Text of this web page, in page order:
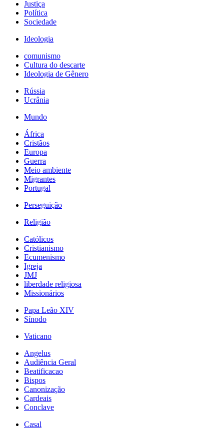
Justiça
Política
Sociedade
Ideologia
comunismo
Cultura do descarte
Ideologia de Gênero
Rússia
Ucrânia
Mundo
África
Cristãos
Europa
Guerra
Meio ambiente
Migrantes
Portugal
Perseguição
Religião
Católicos
Cristianismo
Ecumenismo
Igreja
JMJ
liberdade religiosa
Missionários
Papa Leão XIV
Sínodo
Vaticano
Angelus
Audiência Geral
Beatificacao
Bispos
Canonização
Cardeais
Conclave
Casal